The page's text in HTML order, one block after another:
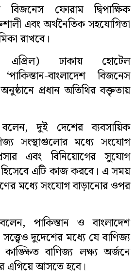
বিজনেস ফোরাম দ্বিপাক্ষিক
এবং অর্থনৈতিক সহযোগিতা
রাখবে।
ঢাকায় হোটেল
‘পাকিস্তান-বাংলাদেশ বিজনেস
প্রধান অতিথির বক্তৃতায়
দুই দেশের ব্যবসায়িক
সংস্থাগুলোর মধ্যে সংযোগ
এবং বিনিয়োগের সুযোগ
হিসেবে এটি কাজ করবে। এ সময়
মধ্যে সংযোগ বাড়ানোর ওপর
পাকিস্তান ও বাংলাদেশ
দুদেশের মধ্যে যে বাণিজ্য
বাণিজ্য লক্ষ্য অর্জনে
এগিয়ে আসতে হবে।